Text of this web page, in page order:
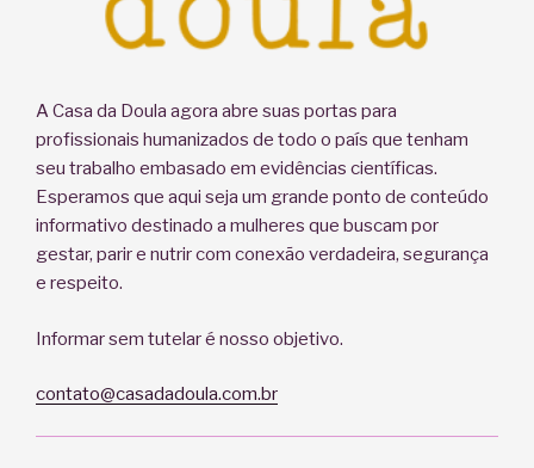
A Casa da Doula agora abre suas portas para
profissionais humanizados de todo o país que tenham
seu trabalho embasado em evidências científicas.
Esperamos que aqui seja um grande ponto de conteúdo
informativo destinado a mulheres que buscam por
gestar, parir e nutrir com conexão verdadeira, segurança
e respeito.
Informar sem tutelar é nosso objetivo.
contato@casadadoula.com.br